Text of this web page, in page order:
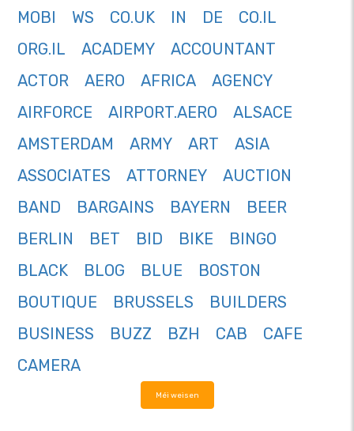
MOBI
WS CO.UK IN DE
CO.IL
ORG.IL
ACADEMY
ACCOUNTANT
ACTOR
AERO AFRICA
AGENCY
AIRFORCE
AIRPORT.AERO
ALSACE
AMSTERDAM
ARMY ART
ASIA
ASSOCIATES
ATTORNEY
AUCTION
BAND
BARGAINS BAYERN
BEER
BERLIN
BET BID BIKE
BINGO
BLACK
BLOG BLUE
BOSTON
BOUTIQUE
BRUSSELS
BUILDERS
BUSINESS
BUZZ BZH CAB
CAFE
CAMERA
Méi weisen